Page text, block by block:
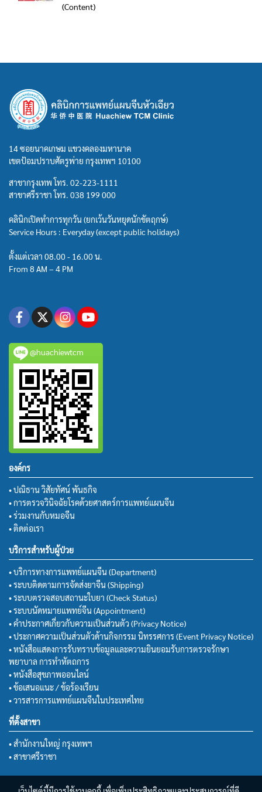
(Content)
14 ซอยนาคเกษม แขวงคลองมหานาค
เขตป้อมปราบศัตรูพ่าย กรุงเทพฯ 10100
สาขากรุงเทพ โทร. 02-223-1111
สาขาศรีราชา โทร. 038 199 000
คลินิกเปิดทำการทุกวัน (ยกเว้นวันหยุดนักขัตฤกษ์)
Service Hours : Everyday (except public holidays)
ตั้งแต่เวลา 08.00 - 16.00 น.
From 8 AM – 4 PM
@huachiewtcm
องค์กร
• ปณิธาน วิสัยทัศน์ พันธกิจ
• การตรวจวินิจฉัยโรคด้วยศาสตร์การแพทย์แผนจีน
• ร่วมงานกับหมอจีน
• ติดต่อเรา
บริการสำหรับผู้ป่วย
• บริการทางการแพทย์แผนจีน (Department)
• ระบบติดตามการจัดส่งยาจีน (Shipping)
• ระบบตรวจสอบสถานะใบยา (Check Status)
• ระบบนัดหมายแพทย์จีน (Appointment)
• คำประกาศเกี่ยวกับความเป็นส่วนตัว (Privacy Notice)
• ประกาศความเป็นส่วนตัวด้านกิจกรรม นิทรรศการ (Event Privacy Notice)
• หนังสือแสดงการรับทราบข้อมูลและความยินยอมรับการตรวจรักษา
พยาบาล การทำหัตถการ
• หนังสือสุขภาพออนไลน์
• ข้อเสนอแนะ / ข้อร้องเรียน
• วารสารการแพทย์แผนจีนในประเทศไทย
ที่ตั้งสาขา
• สำนักงานใหญ่ กรุงเทพฯ
• สาขาศรีราชา